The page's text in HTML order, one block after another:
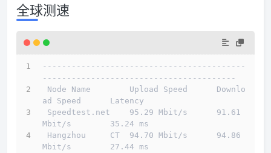
全球测速
------------------------------------------
----------------------------------------